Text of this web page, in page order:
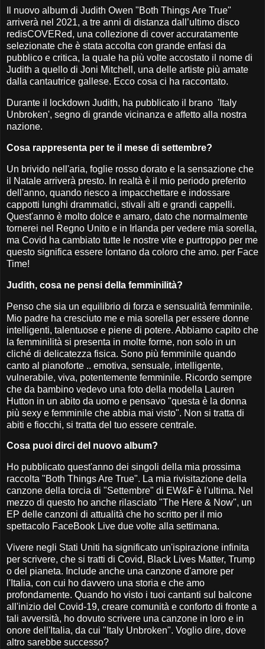
Il nuovo album di Judith Owen "Both Things Are True"
arriverà nel 2021, a tre anni di distanza dall’ultimo disco
redisCOVERed, una collezione di cover accuratamente
selezionate che è stata accolta con grande enfasi da
pubblico e critica, la quale ha più volte accostato il nome di
Judith a quello di Joni Mitchell, una delle artiste più amate
dalla cantautrice gallese. Ecco cosa ci ha raccontato.
Durante il lockdown Judith, ha pubblicato il brano 'Italy
Unbroken', segno di grande vicinanza e affetto alla nostra
nazione.
Cosa rappresenta per te il mese di settembre?
Un brivido nell'aria, foglie rosso dorato e la sensazione che
il Natale arriverà presto. In realtà è il mio periodo preferito
dell'anno, quando riesco a impacchettare e indossare
cappotti lunghi drammatici, stivali alti e grandi cappelli.
Quest'anno è molto dolce e amaro, dato che normalmente
tornerei nel Regno Unito e in Irlanda per vedere mia sorella,
ma Covid ha cambiato tutte le nostre vite e purtroppo per me
questo significa essere lontano da coloro che amo. per Face
Time!
Judith, cosa ne pensi della femminilità?
Penso che sia un equilibrio di forza e sensualità femminile.
Mio padre ha cresciuto me e mia sorella per essere donne
intelligenti, talentuose e piene di potere. Abbiamo capito che
la femminilità si presenta in molte forme, non solo in un
cliché di delicatezza fisica. Sono più femminile quando
canto al pianoforte .. emotiva, sensuale, intelligente,
vulnerabile, viva, potentemente femminile. Ricordo sempre
che da bambino vedevo una foto della modella Lauren
Hutton in un abito da uomo e pensavo "questa è la donna
più sexy e femminile che abbia mai visto". Non si tratta di
abiti e fiocchi, si tratta del tuo essere centrale.
Cosa puoi dirci del nuovo album?
Ho pubblicato quest'anno dei singoli della mia prossima
raccolta "Both Things Are True". La mia rivisitazione della
canzone della torcia di "Settembre" di EW&F è l'ultima. Nel
mezzo di questo ho anche rilasciato "The Here & Now", un
EP delle canzoni di attualità che ho scritto per il mio
spettacolo FaceBook Live due volte alla settimana.
Vivere negli Stati Uniti ha significato un'ispirazione infinita
per scrivere, che si tratti di Covid, Black Lives Matter, Trump
o del pianeta. Include anche una canzone d'amore per
l'Italia, con cui ho davvero una storia e che amo
profondamente. Quando ho visto i tuoi cantanti sul balcone
all'inizio del Covid-19, creare comunità e conforto di fronte a
tali avversità, ho dovuto scrivere una canzone in loro e in
onore dell'Italia, da cui "Italy Unbroken". Voglio dire, dove
altro sarebbe successo?